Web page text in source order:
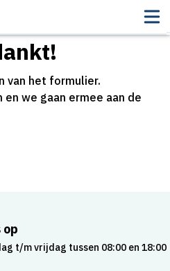
van het formulier.
we gaan ermee aan de
op
t/m vrijdag tussen 08:00 en 18:00